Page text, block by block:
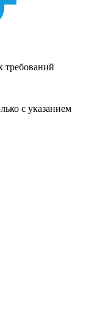
требований
с указанием